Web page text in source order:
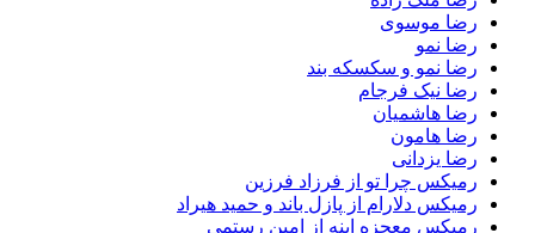
رضا موسوی
رضا نمو
رضا نمو و سکسکه بند
رضا نیک فرجام
رضا هاشمیان
رضا هامون
رضا یزدانی
رمیکس چرا تو از فرزاد فرزین
رمیکس دلارام از پازل باند و حمید هیراد
رمیکس معجزه اینه از امین رستمی